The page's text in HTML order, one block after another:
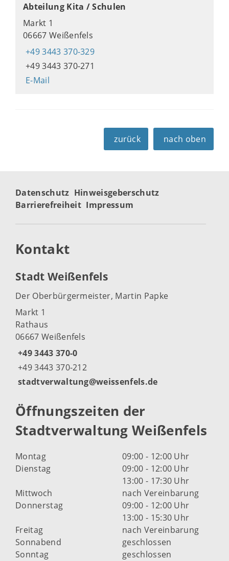
Abteilung Kita / Schulen
Markt 1
06667 Weißenfels
+49 3443 370-329
+49 3443 370-271
E-Mail
zurück nach oben
Datenschutz Hinweisgeberschutz
Barrierefreiheit Impressum
Kontakt
Stadt Weißenfels
Der Oberbürgermeister, Martin Papke
Markt 1
Rathaus
06667 Weißenfels
+49 3443 370-0
+49 3443 370-212
stadtverwaltung@weissenfels.de
Öffnungszeiten der
Stadtverwaltung Weißenfels
Montag
09:00 - 12:00 Uhr
Dienstag
09:00 - 12:00 Uhr
13:00 - 17:30 Uhr
Mittwoch
nach Vereinbarung
Donnerstag
09:00 - 12:00 Uhr
13:00 - 15:30 Uhr
Freitag
nach Vereinbarung
Sonnabend
geschlossen
Sonntag
geschlossen